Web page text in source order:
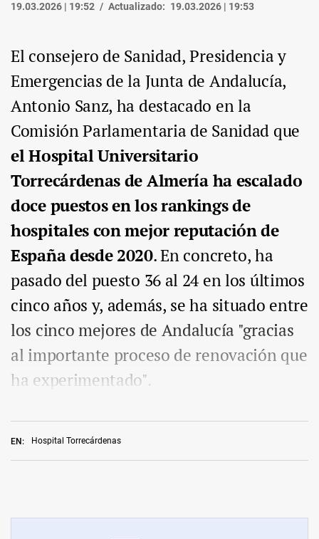
19.03.2026 | 19:52 Actualizado: 19.03.2026 | 19:53
EN: Hospital Torrecárdenas
El consejero de Sanidad, Presidencia y
Emergencias de la Junta de Andalucía,
Antonio Sanz, ha destacado en la
Comisión Parlamentaria de Sanidad que
el Hospital Universitario
Torrecárdenas de Almería ha escalado
doce puestos en los rankings de
hospitales con mejor reputación de
España desde 2020. En concreto, ha
pasado del puesto 36 al 24 en los últimos
cinco años y, además, se ha situado entre
los cinco mejores de Andalucía "gracias
al importante proceso de renovación que
ha experimentado".